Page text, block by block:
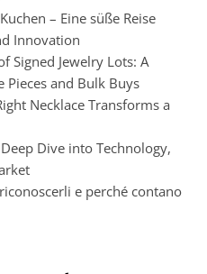
– Eine süße Reise
Innovation
Signed Jewelry Lots: A
Pieces and Bulk Buys
Necklace Transforms a
Dive into Technology,
e perché contano